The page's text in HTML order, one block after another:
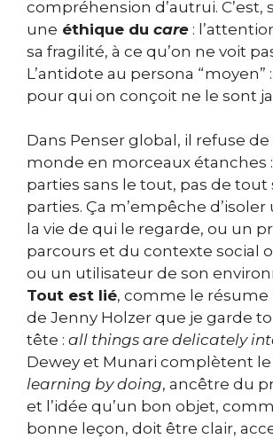
compréhension d’autrui. C’est,
une éthique du care :
sa fragilité, à ce qu’on ne voit
L’antidote au persona “moyen”
pour qui on conçoit ne le sont
Dans Penser global, il refuse
monde en morceaux étanches
parties sans le tout, pas de tout
parties. Ça m’empêche d’isoler
la vie de qui le regarde, ou un
parcours et du contexte social
ou un utilisateur de son
Tout est lié, comme le résume
de Jenny Holzer que je garde
tête : all things are delicately
Dewey et Munari complètent le
learning by doing, ancêtre du
et l’idée qu’un bon objet,
bonne leçon, doit être clair,